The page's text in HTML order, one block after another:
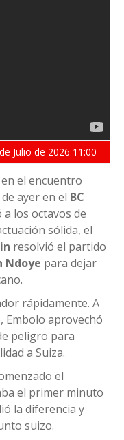
Julio de 2026 11:00
el encuentro
ayer en el BC
a los octavos de
sólida, el
resolvió el partido
Ndoye para dejar
rápidamente. A
Embolo aprovechó
peligro para
a Suiza.
el
el primer minuto
la diferencia y
suizo.